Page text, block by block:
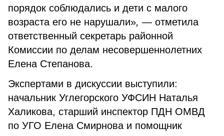
порядок соблюдались и дети с малого
возраста его не нарушали», — отметила
ответственный секретарь районной
Комиссии по делам несовершеннолетних
Елена Степанова.
Экспертами в дискуссии выступили:
начальник Углегорского УФСИН Наталья
Халикова, старший инспектор ПДН ОМВД
по УГО Елена Смирнова и помощник